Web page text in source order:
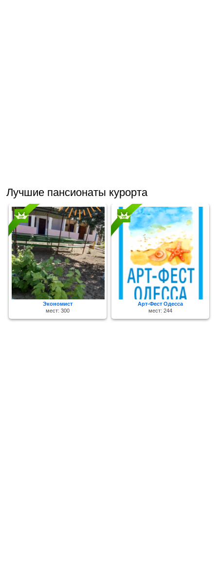
Лучшие пансионаты курорта
Экономист
мест: 300
Арт-Фест Одесса
мест: 244